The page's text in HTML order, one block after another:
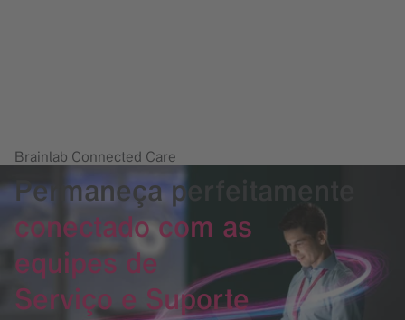
Brainlab Connected Care
Permaneça perfeitamente
conectado com as
equipes de
Serviço e Suporte